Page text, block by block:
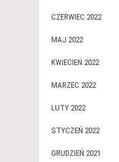
CZERWIEC 2022
MAJ 2022
KWIECIEŃ 2022
MARZEC 2022
LUTY 2022
STYCZEŃ 2022
GRUDZIEŃ 2021